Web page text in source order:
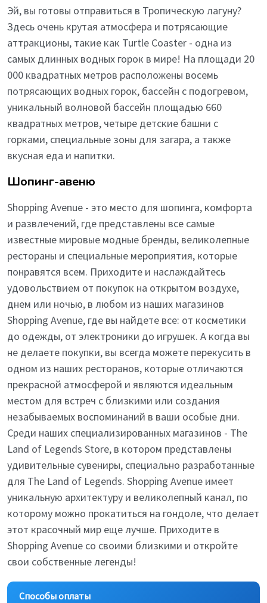
Эй, вы готовы отправиться в Тропическую лагуну?
Здесь очень крутая атмосфера и потрясающие
аттракционы, такие как Turtle Coaster - одна из
самых длинных водных горок в мире! На площади 20
000 квадратных метров расположены восемь
потрясающих водных горок, бассейн с подогревом,
уникальный волновой бассейн площадью 660
квадратных метров, четыре детские башни с
горками, специальные зоны для загара, а также
вкусная еда и напитки.
Шопинг-авеню
Shopping Avenue - это место для шопинга, комфорта
и развлечений, где представлены все самые
известные мировые модные бренды, великолепные
рестораны и специальные мероприятия, которые
понравятся всем. Приходите и наслаждайтесь
удовольствием от покупок на открытом воздухе,
днем или ночью, в любом из наших магазинов
Shopping Avenue, где вы найдете все: от косметики
до одежды, от электроники до игрушек. А когда вы
не делаете покупки, вы всегда можете перекусить в
одном из наших ресторанов, которые отличаются
прекрасной атмосферой и являются идеальным
местом для встреч с близкими или создания
незабываемых воспоминаний в ваши особые дни.
Среди наших специализированных магазинов - The
Land of Legends Store, в котором представлены
удивительные сувениры, специально разработанные
для The Land of Legends. Shopping Avenue имеет
уникальную архитектуру и великолепный канал, по
которому можно прокатиться на гондоле, что делает
этот красочный мир еще лучше. Приходите в
Shopping Avenue со своими близкими и откройте
свои собственные легенды!
Способы оплаты